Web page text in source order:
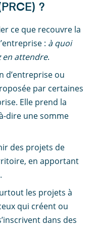
?
ce que recouvre la
: à quoi
en attendre.
d’entreprise ou
par certaines
Elle prend la
dire une somme
des projets de
en apportant
les projets à
qui créent ou
dans des